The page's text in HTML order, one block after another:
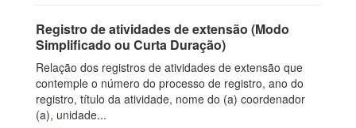
Registro de atividades de extensão (Modo
Simplificado ou Curta Duração)
Relação dos registros de atividades de extensão que
contemple o número do processo de registro, ano do
registro, título da atividade, nome do (a) coordenador
(a), unidade...